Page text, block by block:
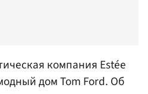
компания Estée
дом Tom Ford. Об